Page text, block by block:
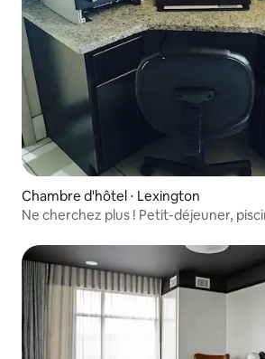
Chambre d'hôtel ⋅ Lexington
Ne cherchez plus ! Petit-déjeuner,